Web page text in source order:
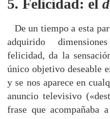
5. Felicidad: el
De un tiempo a esta
adquirido
felicidad, da la
único objetivo deseable
y se nos aparece en
anuncio televisivo
frase que acompañaba